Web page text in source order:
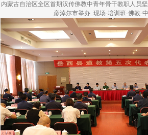
内蒙古自治区全区首期汉传佛教中青年骨干教职人员
彦淖尔市举办_现场-培训班-佛教-